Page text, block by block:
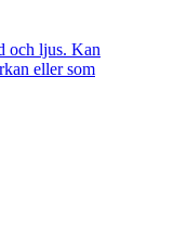
och ljus. Kan
eller som